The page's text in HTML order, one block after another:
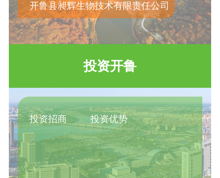
开鲁县昶辉生物技术有限责任公司
投资开鲁
投资招商 投资优势